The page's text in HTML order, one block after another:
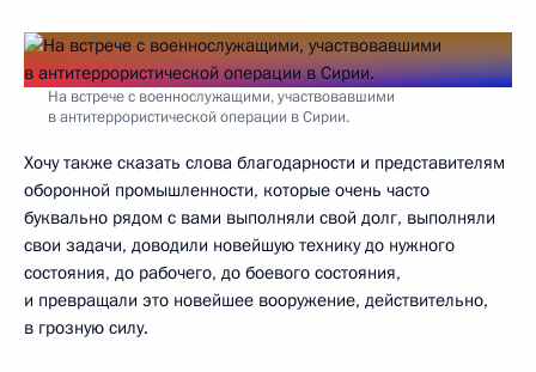
На встрече с военнослужащими, участвовавшими
в антитеррористической операции в Сирии.
Хочу также сказать слова благодарности и представителям
оборонной промышленности, которые очень часто
буквально рядом с вами выполняли свой долг, выполняли
свои задачи, доводили новейшую технику до нужного
состояния, до рабочего, до боевого состояния,
и превращали это новейшее вооружение, действительно,
в грозную силу.